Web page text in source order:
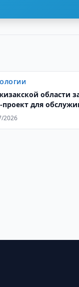
области
проект для
в США
2026